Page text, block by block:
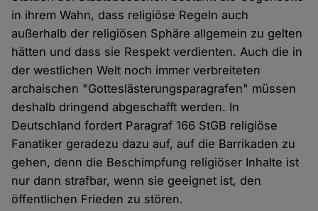
in ihrem Wahn, dass religiöse Regeln auch
außerhalb der religiösen Sphäre allgemein zu gelten
hätten und dass sie Respekt verdienten. Auch die in
der westlichen Welt noch immer verbreiteten
archaischen "Gotteslästerungsparagrafen" müssen
deshalb dringend abgeschafft werden. In
Deutschland fordert Paragraf 166 StGB religiöse
Fanatiker geradezu dazu auf, auf die Barrikaden zu
gehen, denn die Beschimpfung religiöser Inhalte ist
nur dann strafbar, wenn sie geeignet ist, den
öffentlichen Frieden zu stören.